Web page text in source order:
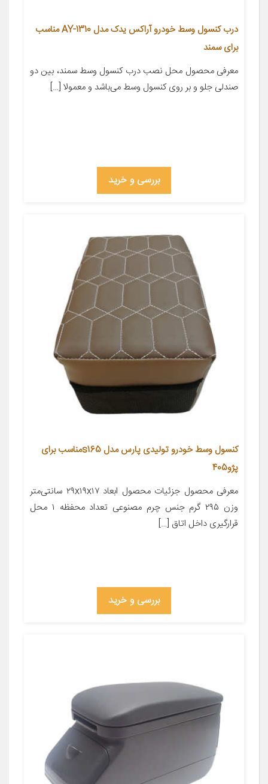
درب کنسول وسط خودرو آراکس یدک مدل AY-1310 مناسب
برای سمند
معرفی محصول محل نصب درب کنسول وسط سمند، بین دو
صندلی جلو و بر روی کنسول وسط می‌باشد و معمولا […]
بررسی و خرید
کنسول وسط خودرو تولیدی پارس مدل s165مناسب برای
پژو405
معرفی محصول جزئیات محصول ابعاد ۲۹x۱۹x۱۷ سانتی‌متر
وزن ۲۹۵ گرم جنس چرم مصنوعی تعداد محفظه ۱ محل
قرارگیری داخل اتاق […]
بررسی و خرید